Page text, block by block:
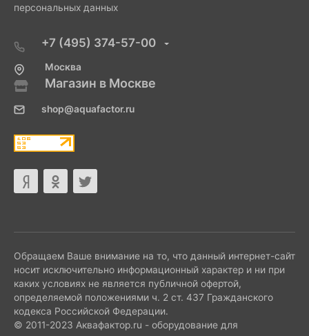
персональных данных
+7 (495) 374-57-00
Москва
Магазин в Москве
shop@aquafactor.ru
Обращаем Ваше внимание на то, что данный интернет-сайт
носит исключительно информационный характер и ни при
каких условиях не является публичной офертой,
определяемой положениями ч. 2 ст. 437 Гражданского
кодекса Российской Федерации.
© 2011-2023 Аквафактор.ru - оборудование для